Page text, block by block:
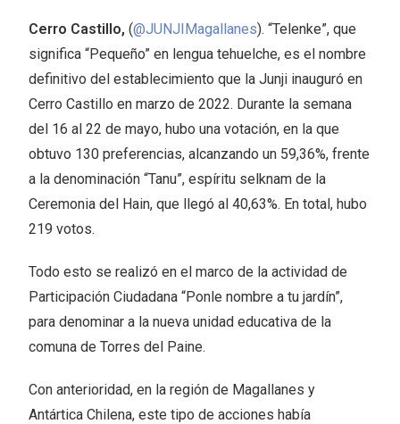
Cerro Castillo, (@JUNJIMagallanes). “Telenke”, que
significa “Pequeño” en lengua tehuelche, es el nombre
definitivo del establecimiento que la Junji inauguró en
Cerro Castillo en marzo de 2022. Durante la semana
del 16 al 22 de mayo, hubo una votación, en la que
obtuvo 130 preferencias, alcanzando un 59,36%, frente
a la denominación “Tanu”, espíritu selknam de la
Ceremonia del Hain, que llegó al 40,63%. En total, hubo
219 votos.
Todo esto se realizó en el marco de la actividad de
Participación Ciudadana “Ponle nombre a tu jardín”,
para denominar a la nueva unidad educativa de la
comuna de Torres del Paine.
Con anterioridad, en la región de Magallanes y
Antártica Chilena, este tipo de acciones había